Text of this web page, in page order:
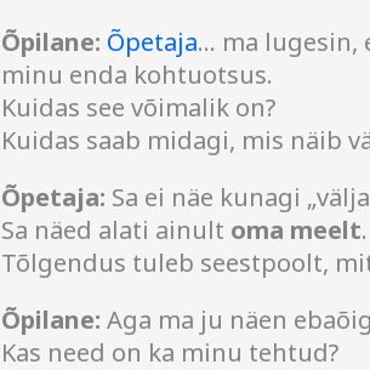
Õpilane: Õpetaja… ma lugesin,
minu enda kohtuotsus.
Kuidas see võimalik on?
Kuidas saab midagi, mis näib
Õpetaja: Sa ei näe kunagi
Sa näed alati ainult oma meelt.
Tõlgendus tuleb seestpoolt,
Õpilane: Aga ma ju näen
Kas need on ka minu tehtud?